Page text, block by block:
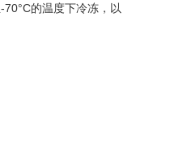
-70°C的温度下冷冻，以